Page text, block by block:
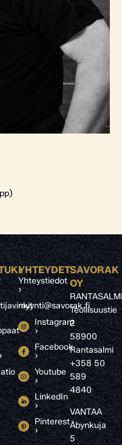
YHTEYDET
Yhteystiedot
›
myynti@savorak.fi
Instagram
›
Facebook
›
Youtube
›
LinkedIn
›
Pinterest
›
SAVORAK
OY
Teollisuustie
2
58900
Rantasalmi
+358 50
589
4840
VANTAA
Åbynkuja
5